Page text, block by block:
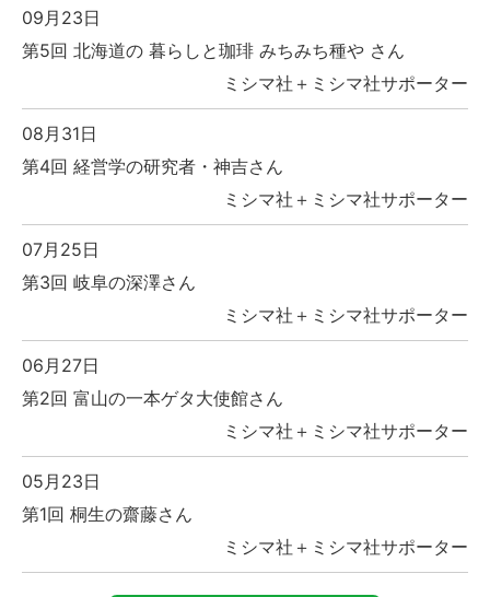
09月23日
第5回 北海道の 暮らしと珈琲 みちみち種や さん
ミシマ社＋ミシマ社サポーター
08月31日
第4回 経営学の研究者・神吉さん
ミシマ社＋ミシマ社サポーター
07月25日
第3回 岐阜の深澤さん
ミシマ社＋ミシマ社サポーター
06月27日
第2回 富山の一本ゲタ大使館さん
ミシマ社＋ミシマ社サポーター
05月23日
第1回 桐生の齋藤さん
ミシマ社＋ミシマ社サポーター